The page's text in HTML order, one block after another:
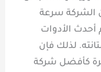
الشركة سرعة
أحدث الأدوات
لذلك فإن
كأفضل شركة